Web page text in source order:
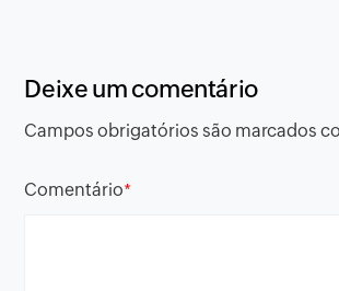
Deixe um comentário
Campos obrigatórios são marcados
Comentário*